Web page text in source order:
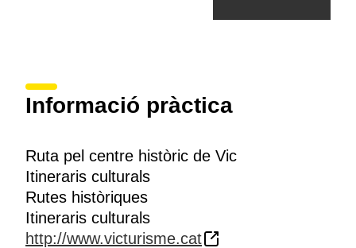
Informació pràctica
Ruta pel centre històric de Vic
Itineraris culturals
Rutes històriques
Itineraris culturals
http://www.victurisme.cat